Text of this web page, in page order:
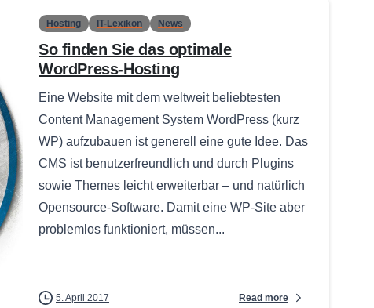
Hosting IT-Lexikon News
So finden Sie das optimale
WordPress-Hosting
Eine Website mit dem weltweit beliebtesten
Content Management System WordPress (kurz
WP) aufzubauen ist generell eine gute Idee. Das
CMS ist benutzerfreundlich und durch Plugins
sowie Themes leicht erweiterbar – und natürlich
Opensource-Software. Damit eine WP-Site aber
problemlos funktioniert, müssen...
5. April 2017 Read more